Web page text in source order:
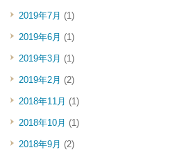
2019年7月 (1)
2019年6月 (1)
2019年3月 (1)
2019年2月 (2)
2018年11月 (1)
2018年10月 (1)
2018年9月 (2)